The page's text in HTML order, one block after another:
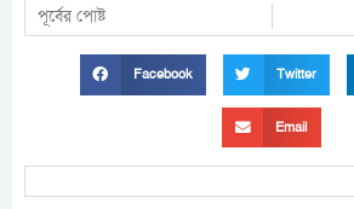
পূর্বের পোষ্ট
Facebook Twitter
Email